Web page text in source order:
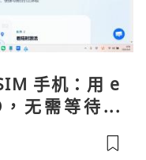
手机：用 e
无需等待收
话短信”（如
：优先 Redt